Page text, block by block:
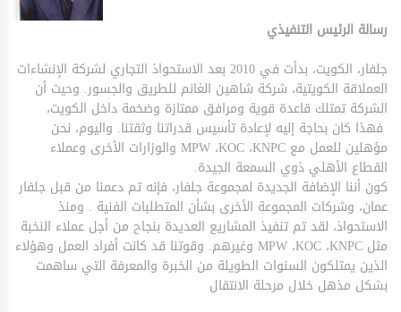
رسالة الرئيس التنفيذي
جلفار، الكويت، بدأت في 2010 بعد الاستحواذ التجاري لشركة الإنشاءات
العملاقة الكويتية، شركة شاهين الغانم للطريق والجسور. وحيث أن
الشركة تمتلك قاعدة قوية ومرافق ممتازة وضخمة داخل الكويت،
فهذا كان بحاجة إليه لإعادة تأسيس قدراتنا وثقتنا. واليوم، نحن
مؤهلين للعمل مع KNPC، KOC، MPW والوزارات الأخرى وعملاء
القطاع الأهلي ذوي السمعة الجيدة.
كون أننا الإضافة الجديدة لمجموعة جلفار، فإنه تم دعمنا من قبل جلفار
عمان، وشركات المجموعة الأخرى بشأن المتطلبات الفنية . ومنذ
الاستحواذ، لقد تم تنفيذ المشاريع العديدة بنجاح من أجل عملاء النخبة
مثل KNPC، KOC، MPW وغيرهم. وقوتنا قد كانت أفراد العمل وهؤلاء
الذين يمتلكون السنوات الطويلة من الخبرة والمعرفة التي ساهمت
بشكل مذهل خلال مرحلة الانتقال